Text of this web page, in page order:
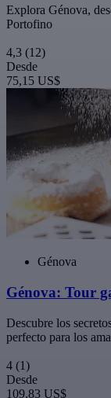
Explora Génova,
Portofino
4,3 (12)
Desde
75,15 US$
Génova
Génova: Tour
Descubre los
perfecto para los
4 (1)
Desde
109,83 US$